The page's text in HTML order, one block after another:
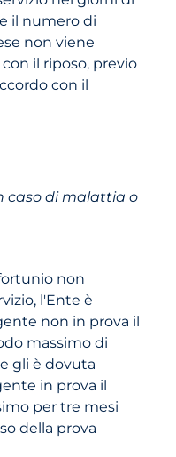
il numero di
non viene
il riposo, previo
con il
caso di malattia o
non
l'Ente è
non in prova il
massimo di
gli è dovuta
in prova il
per tre mesi
della prova